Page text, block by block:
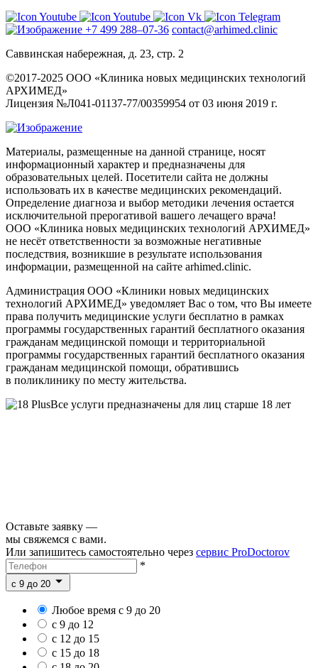
+7 499 288–07-36 contact@arhimed.clinic
Саввинская набережная, д. 23, стр. 2
©2017-2025 ООО «Клиника новых медицинских технологий
АРХИМЕД»
Лицензия №Л041-01137-77/00359954 от 03 июня 2019 г.
Материалы, размещенные на данной странице, носят
информационный характер и предназначены для
образовательных целей. Посетители сайта не должны
использовать их в качестве медицинских рекомендаций.
Определение диагноза и выбор методики лечения остается
исключительной прерогативой вашего лечащего врача!
ООО «Клиника новых медицинских технологий АРХИМЕД»
не несёт ответственности за возможные негативные
последствия, возникшие в результате использования
информации, размещенной на сайте arhimed.clinic.
Администрация ООО «Клиники новых медицинских
технологий АРХИМЕД» уведомляет Вас о том, что Вы имеете
права получить медицинские услуги бесплатно в рамках
программы государственных гарантий бесплатного оказания
гражданам медицинской помощи и территориальной
программы государственных гарантий бесплатного оказания
гражданам медицинской помощи, обратившись
в поликлинику по месту жительства.
Все услуги предназначены для лиц старше 18 лет
Оставьте заявку —
мы свяжемся с вами.
Или запишитесь самостоятельно через сервис ProDoctorov
*
c 9 до 20
Любое время с 9 до 20
с 9 до 12
с 12 до 15
с 15 до 18